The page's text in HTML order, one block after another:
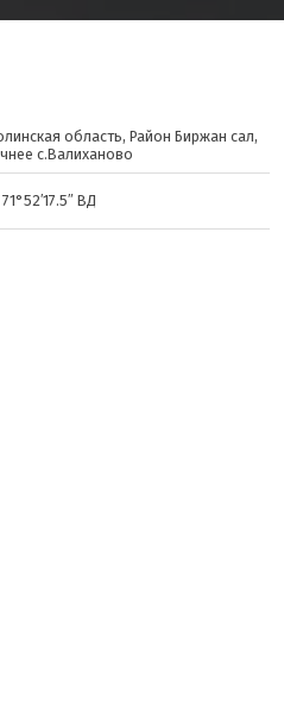
область, Район Биржан сал,
с.Валиханово
ВД